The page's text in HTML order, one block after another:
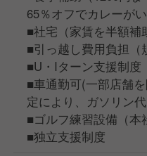
65％オフでカレーが
■社宅（家賃を半額補
■引っ越し費用負担（
■U・Iターン支援制度
■車通勤可(一部店舗
定により、ガソリン代
■ゴルフ練習設備（本
■独立支援制度